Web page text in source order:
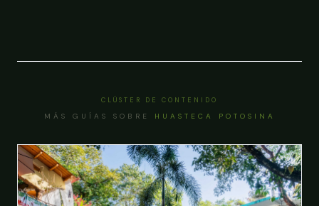
CLÚSTER DE CONTENIDO
MÁS GUÍAS SOBRE HUASTECA POTOSINA